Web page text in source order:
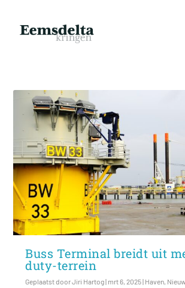
Buss Terminal breidt uit
duty-terrein
Geplaatst doorJiri Hartog| mrt 6, 2025| Haven